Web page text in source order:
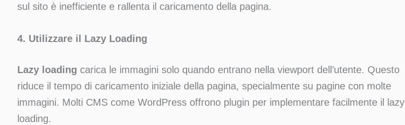
sul sito è inefficiente e rallenta il caricamento della pagina.
4. Utilizzare il Lazy Loading
Lazy loading carica le immagini solo quando entrano nella viewport dell’utente. Questo
riduce il tempo di caricamento iniziale della pagina, specialmente su pagine con molte
immagini. Molti CMS come WordPress offrono plugin per implementare facilmente il lazy
loading.